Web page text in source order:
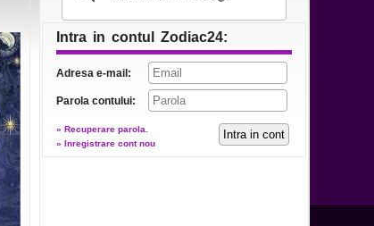
Intra in contul Zodiac24:
Adresa e-mail:
Parola contului:
» Recuperare parola.
» Inregistrare cont nou